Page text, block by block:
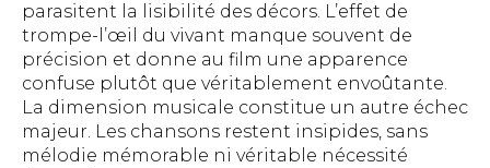
parasitent la lisibilité des décors. L’effet de
trompe-l’œil du vivant manque souvent de
précision et donne au film une apparence
confuse plutôt que véritablement envoûtante.
La dimension musicale constitue un autre échec
majeur. Les chansons restent insipides, sans
mélodie mémorable ni véritable nécessité